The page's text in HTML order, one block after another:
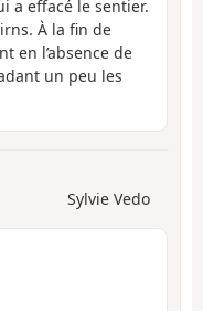
a effacé le sentier.
À la fin de
en l’absence de
un peu les
Sylvie Vedo